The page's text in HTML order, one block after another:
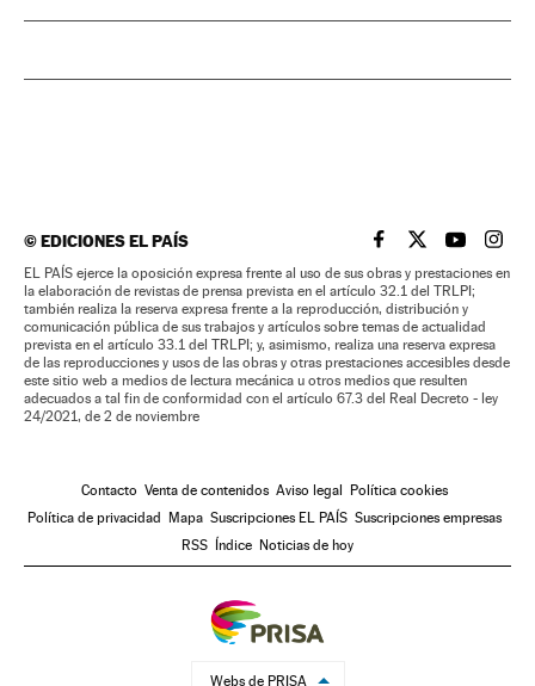
©EDICIONES EL PAÍS EL PAÍS BRASIL EN
EL PAÍSEL PAÍS
EL
EL PAÍS ejerce la oposición expresa frente al uso de sus obras y prestaciones en
la elaboración de revistas de prensa prevista en el artículo 32.1 del TRLPI;
también realiza la reserva expresa frente a la reproducción, distribución y
comunicación pública de sus trabajos y artículos sobre temas de actualidad
prevista en el artículo 33.1 del TRLPI; y, asimismo, realiza una reserva expresa
de las reproducciones y usos de las obras y otras prestaciones accesibles desde
este sitio web a medios de lectura mecánica u otros medios que resulten
adecuados a tal fin de conformidad con el artículo 67.3 del Real Decreto - ley
24/2021, de 2 de noviembre
Contacto Venta de contenidos Aviso legal
Política cookies
Política de privacidad
Mapa Suscripciones EL PAÍS Suscripciones empresas
RSS
Índice Noticias de hoy
Webs de PRISA